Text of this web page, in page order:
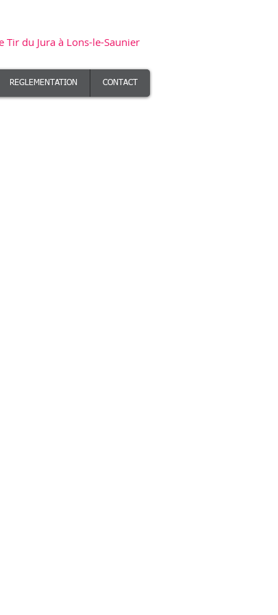
REGLEMENTATION CONTACT
Tir du Jura à Lons-le-Saunier